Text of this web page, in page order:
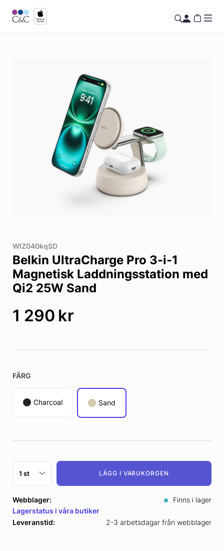
WIZ040kqSD
Belkin UltraCharge Pro 3-i-1
Magnetisk Laddningsstation med
Qi2 25W Sand
1 290 kr
FÄRG
Charcoal Sand
LÄGG I VARUKORGEN
Webblager:
Finns i lager
Lagerstatus i våra butiker
Leveranstid:
2-3 arbetsdagar från webblager